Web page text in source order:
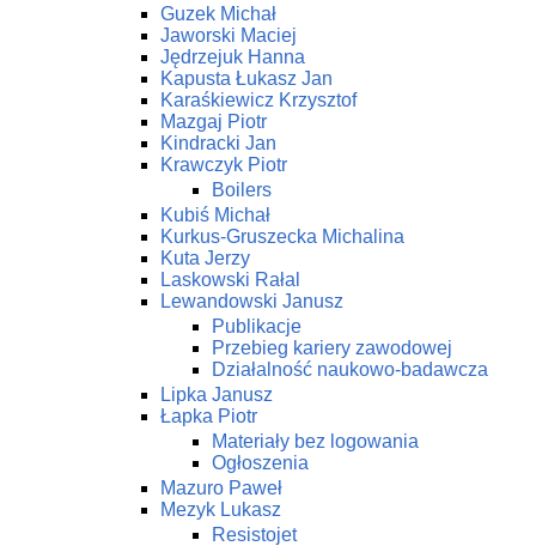
Guzek Michał
Jaworski Maciej
Jędrzejuk Hanna
Kapusta Łukasz Jan
Karaśkiewicz Krzysztof
Mazgaj Piotr
Kindracki Jan
Krawczyk Piotr
Boilers
Kubiś Michał
Kurkus-Gruszecka Michalina
Kuta Jerzy
Laskowski Rałal
Lewandowski Janusz
Publikacje
Przebieg kariery zawodowej
Działalność naukowo-badawcza
Lipka Janusz
Łapka Piotr
Materiały bez logowania
Ogłoszenia
Mazuro Paweł
Mezyk Lukasz
Resistojet